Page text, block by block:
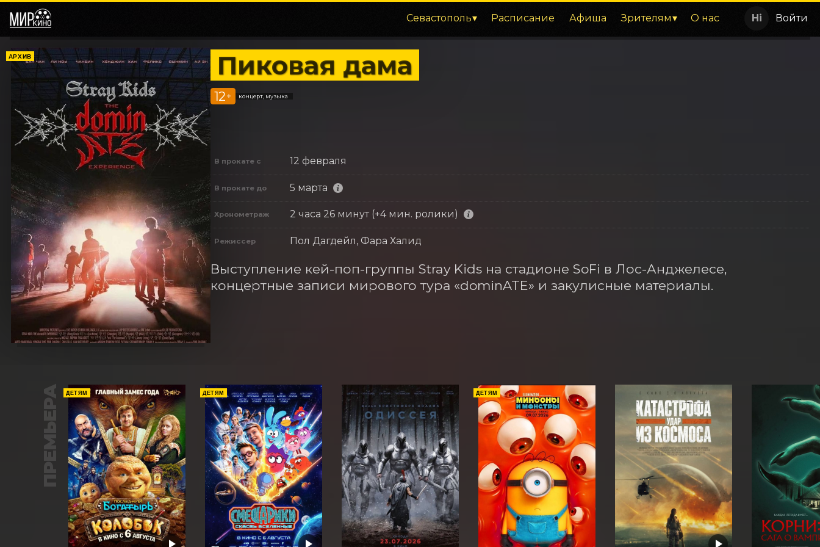
Севастополь Расписание Афиша Зрителям О нас Войти
АРХИВ Пиковая дама
12 + концерт, музыка
В прокате с 12 февраля
В прокате до 5 марта
Хронометраж 2 часа 26 минут (+4 мин. ролики)
Режиссер Пол Дагдейл, Фара Халид
Выступление кей-поп-группы Stray Kids на стадионе SoFi в Лос-Анджелесе,
концертные записи мирового тура «dominATE» и закулисные материалы.
ПРЕМЬЕРА ДЕТЯМ ДЕТЯМ ДЕТЯМ